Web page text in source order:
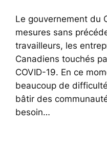
Le gouvernement du
mesures sans
travailleurs, les
Canadiens touchés
COVID-19. En ce
beaucoup de
bâtir des
besoin…